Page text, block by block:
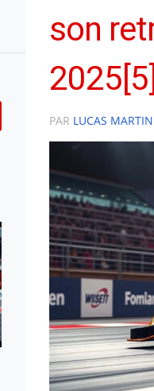
son
PAR LUCAS MARTIN